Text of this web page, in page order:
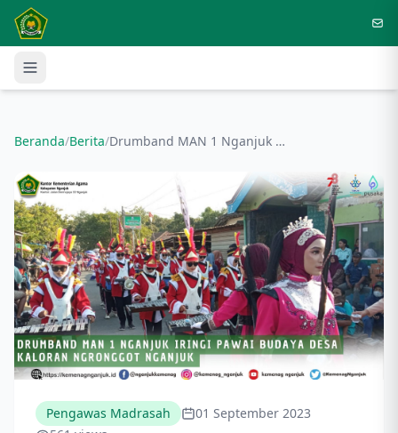
Langsung ke konten utama
Beranda/Berita/ Drumband MAN 1 Nganjuk iringi Pawai Budaya Desa Kaloran Ngronggot Nganjuk
Pengawas Madrasah
01 September 2023